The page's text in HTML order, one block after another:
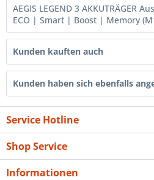
AEGIS LEGEND 3 AKKUTRÄGER
ECO | Smart | Boost | Memory
Kunden kauften auch
Kunden haben sich ebenfalls
Service Hotline
Shop Service
Informationen